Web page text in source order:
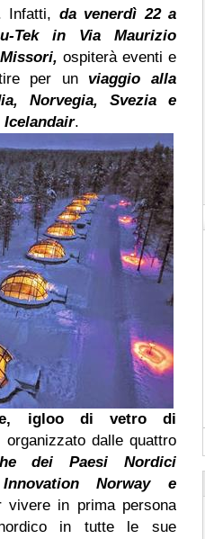
Infatti, da venerdì 22 a
Tek in Via Maurizio
ospiterà eventi e
per unviaggio alla
Norvegia, Svezia e
Icelandair.
igloo di vetro di
organizzato dalle quattro
dei Paesi Nordici
Norway e
vivere in prima persona
in tutte le sue